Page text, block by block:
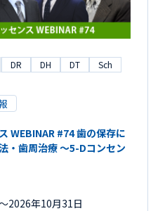
DR DH DT
Sch
WEBINAR #74 歯の保存に
・歯周治療 ～5-Dコンセン
2026年10月31日